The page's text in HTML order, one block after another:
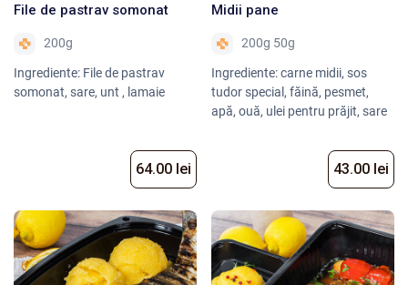
File de pastrav somonat
200g
Ingrediente: File de pastrav
somonat, sare, unt , lamaie
64.00 lei
Midii pane
200g 50g
Ingrediente: carne midii, sos
tudor special, făină, pesmet,
apă, ouă, ulei pentru prăjit, sare
43.00 lei